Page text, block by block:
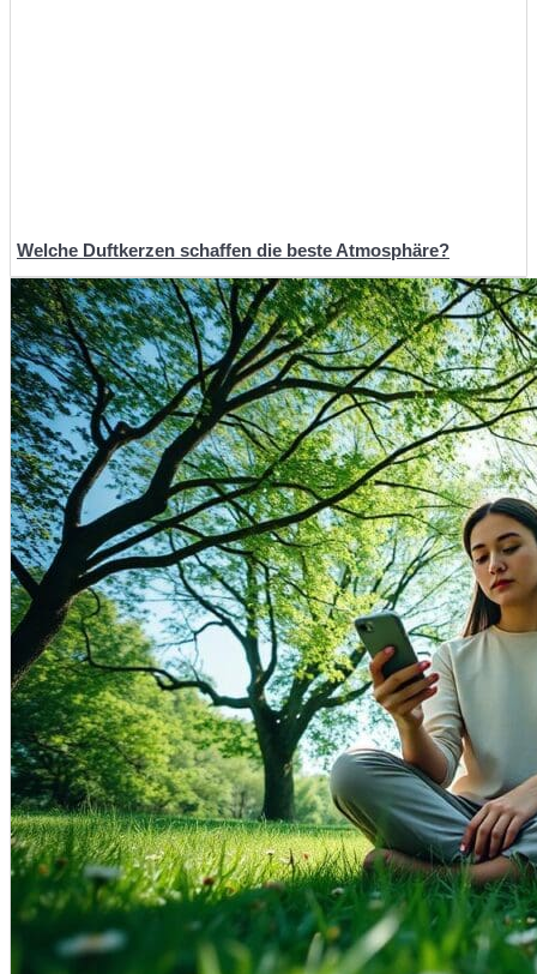
Welche Duftkerzen schaffen die beste Atmosphäre?